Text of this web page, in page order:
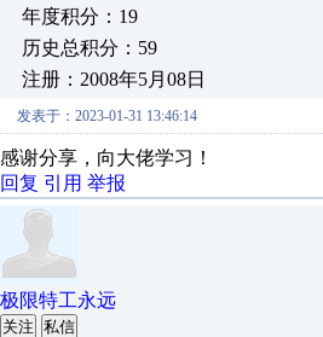
年度积分：19
历史总积分：59
注册：2008年5月08日
发表于：2023-01-31 13:46:14
感谢分享，向大佬学习！
回复 引用 举报
极限特工永远
关注 私信